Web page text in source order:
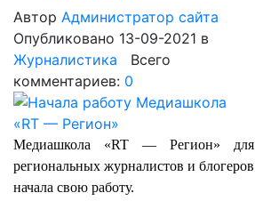
Автор Администратор сайта
Опубликовано 13-09-2021 в
Журналистика Всего
комментариев: 0
Медиашкола «RT — Регион» для
региональных журналистов и блогеров
начала свою работу.